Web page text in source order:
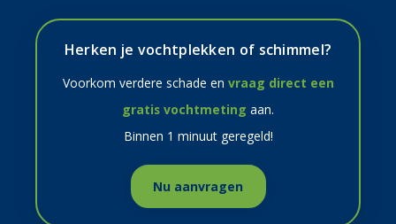
Herken je vochtplekken of schimmel?
Voorkom verdere schade en vraag direct een
gratis vochtmeting aan.
Binnen 1 minuut geregeld!
Nu aanvragen